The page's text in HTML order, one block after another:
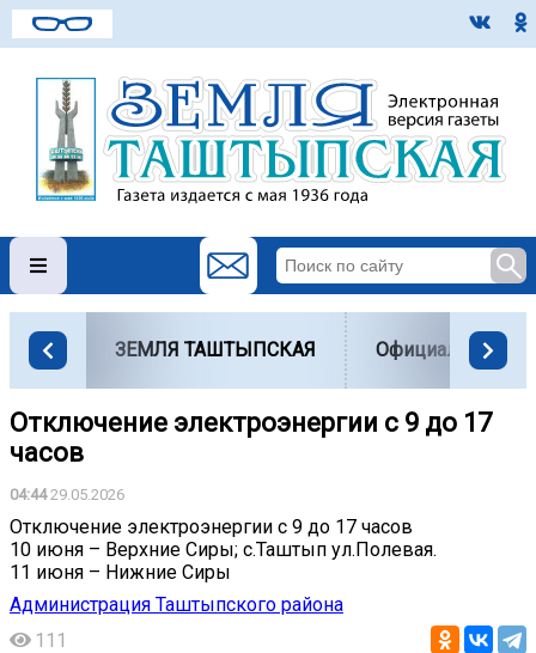
ЗЕМЛЯ ТАШТЫПСКАЯ Официально
Отключение электроэнергии с 9 до 17
часов
04:4429.05.2026
Отключение электроэнергии с 9 до 17 часов
10 июня – Верхние Сиры; с.Таштып ул.Полевая.
11 июня – Нижние Сиры
Администрация Таштыпского района
111